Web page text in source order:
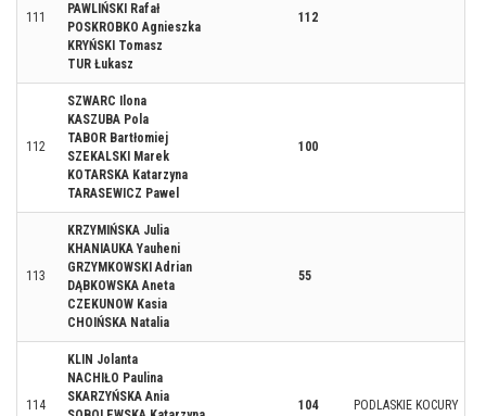
111
PAWLIŃSKI Rafał
POSKROBKO Agnieszka
KRYŃSKI Tomasz
TUR Łukasz
112
112
SZWARC Ilona
KASZUBA Pola
TABOR Bartłomiej
SZEKALSKI Marek
KOTARSKA Katarzyna
TARASEWICZ Pawel
100
113
KRZYMIŃSKA Julia
KHANIAUKA Yauheni
GRZYMKOWSKI Adrian
DĄBKOWSKA Aneta
CZEKUNOW Kasia
CHOIŃSKA Natalia
55
114
KLIN Jolanta
NACHIŁO Paulina
SKARZYŃSKA Ania
104 PODLASKIE KOCURY